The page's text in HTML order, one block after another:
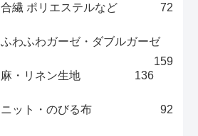
合繊 ポリエステルなど 72
ふわふわガーゼ・ダブルガーゼ
159
麻・リネン生地
136
ニット・のびる布 92